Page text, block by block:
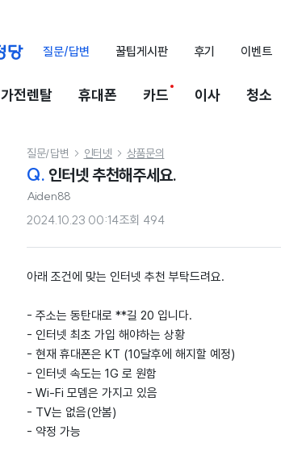
질문/답변 꿀팁게시판 후기 이벤트
가전렌탈 휴대폰 카드 이사 청소
질문/답변  인터넷  상품문의
Q. 인터넷 추천해주세요.
Aiden88
2024.10.23 00:14조회 494
아래 조건에 맞는 인터넷 추천 부탁드려요.
- 주소는 동탄대로 **길 20 입니다.
- 인터넷 최초 가입 해야하는 상황
- 현재 휴대폰은 KT (10달후에 해지할 예정)
- 인터넷 속도는 1G 로 원함
- Wi-Fi 모뎀은 가지고 있음
- TV는 없음(안봄)
- 약정 가능